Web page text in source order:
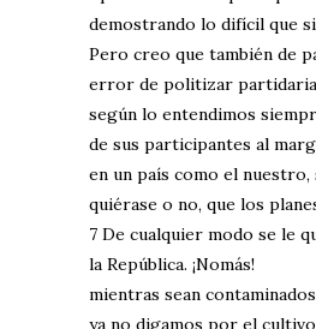
demostrando lo difícil que
Pero creo que también de
error de politizar
según lo entendimos
de sus participantes al
en un país como el
quiérase o no, que los
7 De cualquier modo se le
la República. ¡Nomás!
mientras sean
ya no digamos por el